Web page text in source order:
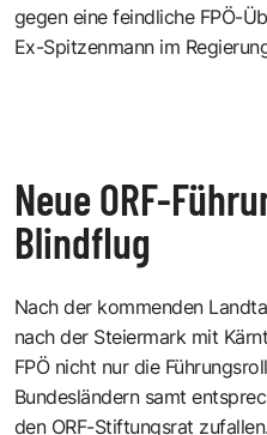
gegen eine feindliche FPÖ-
Ex-Spitzenmann im
Neue ORF-
Blindflug
Nach der kommenden
nach der Steiermark mit
FPÖ nicht nur die
Bundesländern samt
den ORF-Stiftungsrat